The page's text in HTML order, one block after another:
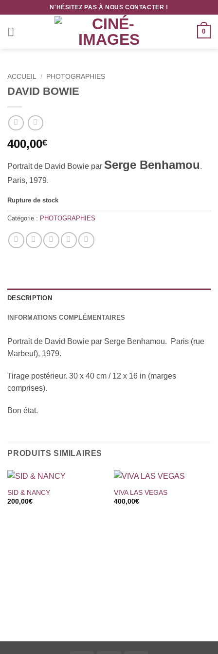
contenu
N'HÉSITEZ PAS À NOUS CONTACTER !
0
ACCUEIL / PHOTOGRAPHIES
DAVID BOWIE
400,00€
Portrait de David Bowie par Serge Benhamou.
Paris, 1979.
Rupture de stock
Catégorie : PHOTOGRAPHIES
DESCRIPTION
INFORMATIONS COMPLÉMENTAIRES
Portrait de David Bowie par Serge Benhamou. Paris (rue
Marbeuf), 1979.
Tirage postérieur. 30 x 40 cm / 12 x 16 in (marges
comprises).
Bon état.
PRODUITS SIMILAIRES
SID & NANCY
200,00€
VIVA LAS VEGAS
400,00€